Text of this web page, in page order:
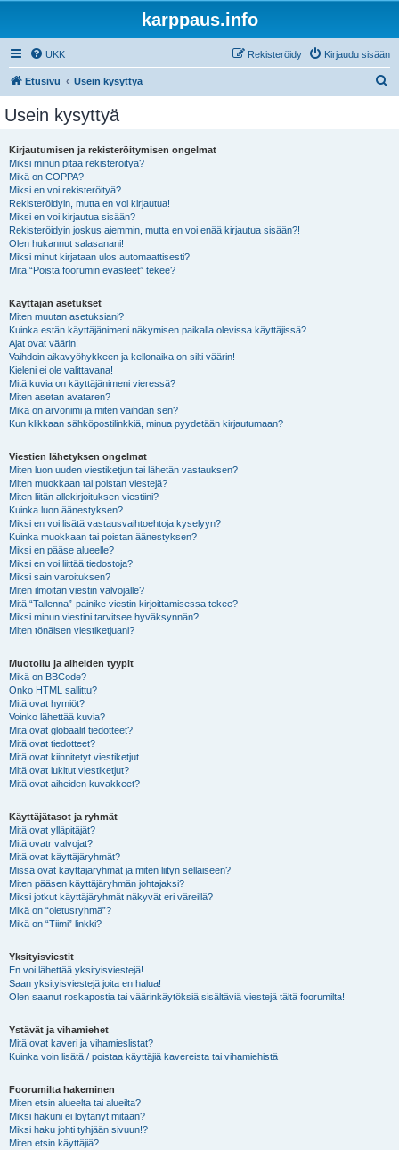
karppaus.info
UKK Kirjaudu sisään
Rekisteröidy
Etusivu Usein kysyttyä
Usein kysyttyä
Kirjautumisen ja rekisteröitymisen ongelmat
Miksi minun pitää rekisteröityä?
Mikä on COPPA?
Miksi en voi rekisteröityä?
Rekisteröidyin, mutta en voi kirjautua!
Miksi en voi kirjautua sisään?
Rekisteröidyin joskus aiemmin, mutta en voi enää kirjautua sisään?!
Olen hukannut salasanani!
Miksi minut kirjataan ulos automaattisesti?
Mitä “Poista foorumin evästeet” tekee?
Käyttäjän asetukset
Miten muutan asetuksiani?
Kuinka estän käyttäjänimeni näkymisen paikalla olevissa käyttäjissä?
Ajat ovat väärin!
Vaihdoin aikavyöhykkeen ja kellonaika on silti väärin!
Kieleni ei ole valittavana!
Mitä kuvia on käyttäjänimeni vieressä?
Miten asetan avataren?
Mikä on arvonimi ja miten vaihdan sen?
Kun klikkaan sähköpostilinkkiä, minua pyydetään kirjautumaan?
Viestien lähetyksen ongelmat
Miten luon uuden viestiketjun tai lähetän vastauksen?
Miten muokkaan tai poistan viestejä?
Miten liitän allekirjoituksen viestiini?
Kuinka luon äänestyksen?
Miksi en voi lisätä vastausvaihtoehtoja kyselyyn?
Kuinka muokkaan tai poistan äänestyksen?
Miksi en pääse alueelle?
Miksi en voi liittää tiedostoja?
Miksi sain varoituksen?
Miten ilmoitan viestin valvojalle?
Mitä “Tallenna”-painike viestin kirjoittamisessa tekee?
Miksi minun viestini tarvitsee hyväksynnän?
Miten tönäisen viestiketjuani?
Muotoilu ja aiheiden tyypit
Mikä on BBCode?
Onko HTML sallittu?
Mitä ovat hymiöt?
Voinko lähettää kuvia?
Mitä ovat globaalit tiedotteet?
Mitä ovat tiedotteet?
Mitä ovat kiinnitetyt viestiketjut
Mitä ovat lukitut viestiketjut?
Mitä ovat aiheiden kuvakkeet?
Käyttäjätasot ja ryhmät
Mitä ovat ylläpitäjät?
Mitä ovatr valvojat?
Mitä ovat käyttäjäryhmät?
Missä ovat käyttäjäryhmät ja miten liityn sellaiseen?
Miten pääsen käyttäjäryhmän johtajaksi?
Miksi jotkut käyttäjäryhmät näkyvät eri väreillä?
Mikä on “oletusryhmä”?
Mikä on “Tiimi” linkki?
Yksityisviestit
En voi lähettää yksityisviestejä!
Saan yksityisviestejä joita en halua!
Olen saanut roskapostia tai väärinkäytöksiä sisältäviä viestejä tältä foorumilta!
Ystävät ja vihamiehet
Mitä ovat kaveri ja vihamieslistat?
Kuinka voin lisätä / poistaa käyttäjiä kavereista tai vihamiehistä
Foorumilta hakeminen
Miten etsin alueelta tai alueilta?
Miksi hakuni ei löytänyt mitään?
Miksi haku johti tyhjään sivuun!?
Miten etsin käyttäjiä?